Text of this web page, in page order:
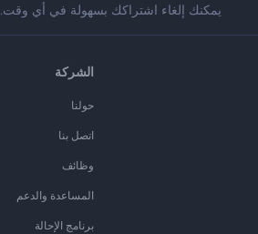
يمكنك إلغاء اشتراكك بسهولة في أي وقت.
الشركة
حولنا
اتصل بنا
وظائف
المساعدة والدعم
برنامج الإحالة